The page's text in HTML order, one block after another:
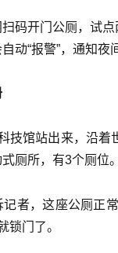
码开门公厕，试
动“报警”，通知
技馆站出来，沿
厕所，有3个厕位
者，这座公厕正
锁门了。